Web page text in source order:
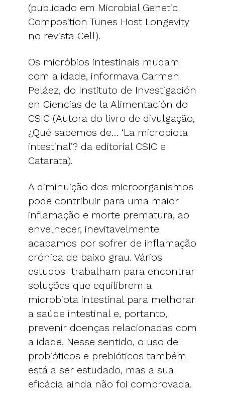
(publicado em Microbial Genetic
Composition Tunes Host Longevity
no revista Cell).
Os micróbios intestinais mudam
com a idade, informava Carmen
Peláez, do Instituto de Investigación
en Ciencias de la Alimentación do
CSIC (Autora do livro de divulgação,
¿Qué sabemos de… ‘La microbiota
intestinal’? da editorial CSIC e
Catarata).
A diminuição dos microorganismos
pode contribuir para uma maior
inflamação e morte prematura, ao
envelhecer, inevitavelmente
acabamos por sofrer de inflamação
crónica de baixo grau. Vários
estudos trabalham para encontrar
soluções que equilibrem a
microbiota intestinal para melhorar
a saúde intestinal e, portanto,
prevenir doenças relacionadas com
a idade. Nesse sentido, o uso de
probióticos e prebióticos também
está a ser estudado, mas a sua
eficácia ainda não foi comprovada.